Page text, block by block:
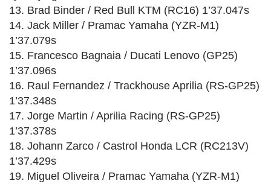
13. Brad Binder / Red Bull KTM (RC16) 1’37.047s
14. Jack Miller / Pramac Yamaha (YZR-M1)
1’37.079s
15. Francesco Bagnaia / Ducati Lenovo (GP25)
1’37.096s
16. Raul Fernandez / Trackhouse Aprilia (RS-GP25)
1’37.348s
17. Jorge Martin / Aprilia Racing (RS-GP25)
1’37.378s
18. Johann Zarco / Castrol Honda LCR (RC213V)
1’37.429s
19. Miguel Oliveira / Pramac Yamaha (YZR-M1)